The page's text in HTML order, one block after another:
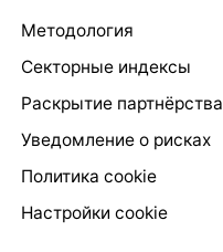
Методология
Секторные индексы
Раскрытие партнёрства
Уведомление о рисках
Политика cookie
Настройки cookie